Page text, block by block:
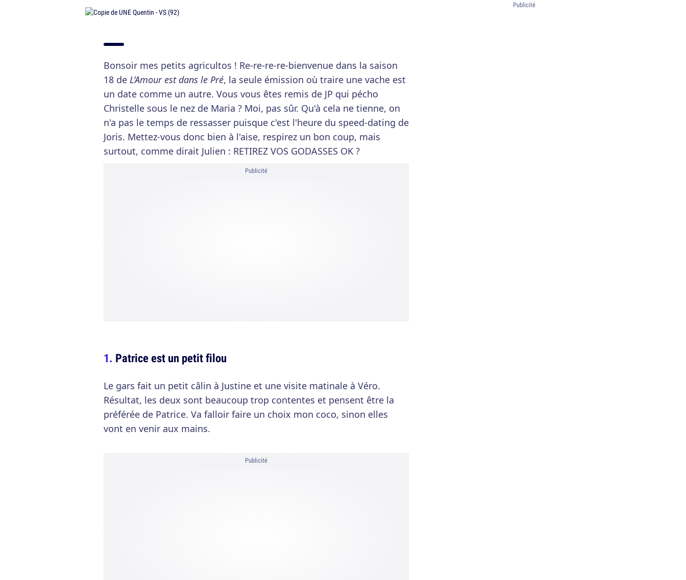
Bonsoir mes petits agricultos ! Re-re-re-re-bienvenue dans la saison
18 de L’Amour est dans le Pré, la seule émission où traire une vache est
un date comme un autre. Vous vous êtes remis de JP qui pécho
Christelle sous le nez de Maria ? Moi, pas sûr. Qu'à cela ne tienne, on
n'a pas le temps de ressasser puisque c'est l'heure du speed-dating de
Joris. Mettez-vous donc bien à l'aise, respirez un bon coup, mais
surtout, comme dirait Julien : RETIREZ VOS GODASSES OK ?
Publicité
Patrice est un petit filou
Le gars fait un petit câlin à Justine et une visite matinale à Véro.
Résultat, les deux sont beaucoup trop contentes et pensent être la
préférée de Patrice. Va falloir faire un choix mon coco, sinon elles
vont en venir aux mains.
Publicité